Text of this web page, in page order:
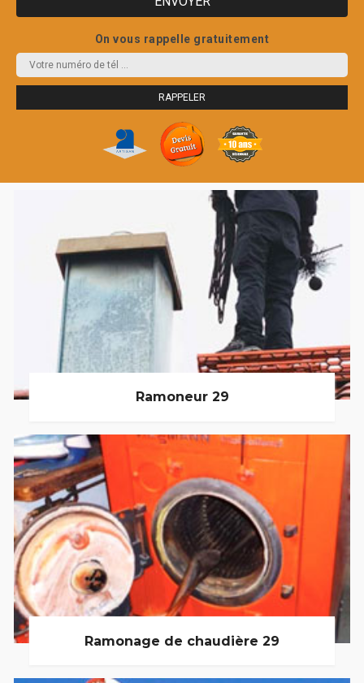
On vous rappelle gratuitement
Ramoneur 29
Ramonage de chaudière 29